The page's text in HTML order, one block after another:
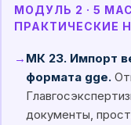
МОДУЛЬ 2 · 5
ПРАКТИЧЕСКИЕ
→ МК 23. Импорт
формата gge.
документы,